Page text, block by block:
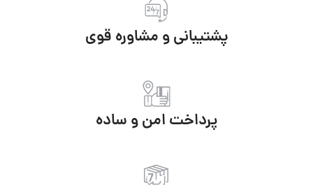
پشتیبانی و مشاوره قوی
پرداخت امن و ساده